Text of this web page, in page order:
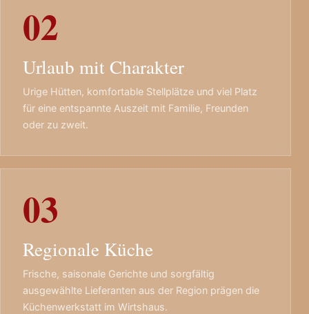
02
Urlaub mit Charakter
Urige Hütten, komfortable Stellplätze und viel Platz
für eine entspannte Auszeit mit Familie, Freunden
oder zu zweit.
03
Regionale Küche
Frische, saisonale Gerichte und sorgfältig
ausgewählte Lieferanten aus der Region prägen die
Küchenwerkstatt im Wirtshaus.